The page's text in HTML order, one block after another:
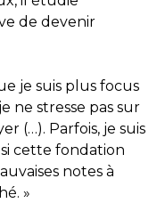
de devenir
je suis plus focus
ne stresse pas sur
(…). Parfois, je suis
cette fondation
notes à
»